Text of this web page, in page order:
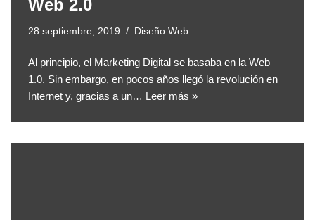
Web 2.0
28 septiembre, 2019 Diseño Web
Al principio, el Marketing Digital se basaba en la Web
1.0. Sin embargo, en pocos años llegó la revolución en
Internet y, gracias a un… Leer más »